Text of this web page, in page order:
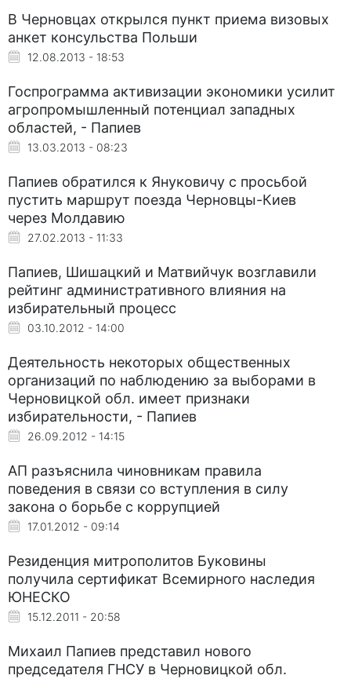
В Черновцах открылся пункт приема визовых
анкет консульства Польши
12.08.2013 - 18:53
Госпрограмма активизации экономики усилит
агропромышленный потенциал западных
областей, - Папиев
13.03.2013 - 08:23
Папиев обратился к Януковичу с просьбой
пустить маршрут поезда Черновцы-Киев
через Молдавию
27.02.2013 - 11:33
Папиев, Шишацкий и Матвийчук возглавили
рейтинг административного влияния на
избирательный процесс
03.10.2012 - 14:00
Деятельность некоторых общественных
организаций по наблюдению за выборами в
Черновицкой обл. имеет признаки
избирательности, - Папиев
26.09.2012 - 14:15
АП разъяснила чиновникам правила
поведения в связи со вступления в силу
закона о борьбе с коррупцией
17.01.2012 - 09:14
Резиденция митрополитов Буковины
получила сертификат Всемирного наследия
ЮНЕСКО
15.12.2011 - 20:58
Михаил Папиев представил нового
председателя ГНСУ в Черновицкой обл.